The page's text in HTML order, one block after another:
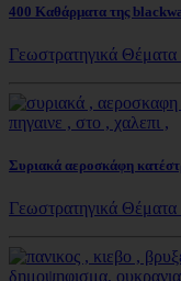
400 Καθάρματα της
Γεωστρατηγικά Θέματα
Συριακά αεροσκάφη
Γεωστρατηγικά Θέματα